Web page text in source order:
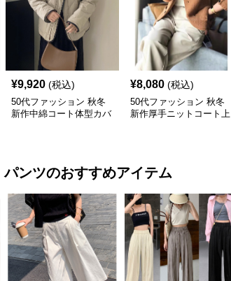
¥9,920 (税込)
50代ファッション 秋冬
新作中綿コート体型カバ
¥8,080 (税込)
50代ファッション 秋冬
新作厚手ニットコート上
パンツのおすすめアイテム